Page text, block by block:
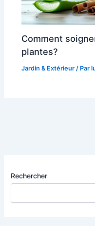
Comment
plantes?
Jardin & Extérieur / Par
Rechercher